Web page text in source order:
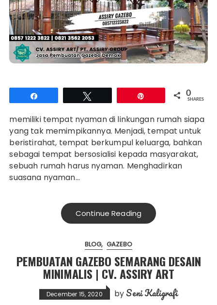
0
SHARES
memiliki tempat nyaman di linkungan rumah siapa
yang tak memimpikannya. Menjadi, tempat untuk
beristirahat, tempat berkumpul keluarga, bahkan
sebagai tempat bersosialisi kepada masyarakat,
sebuah rumah harus nyaman. Menghadirkan
suasana nyaman…
Continue Reading
BLOG GAZEBO
PEMBUATAN GAZEBO SEMARANG DESAIN
MINIMALIS | CV. ASSIRY ART
December 15, 2020 by Seni Kaligrafi